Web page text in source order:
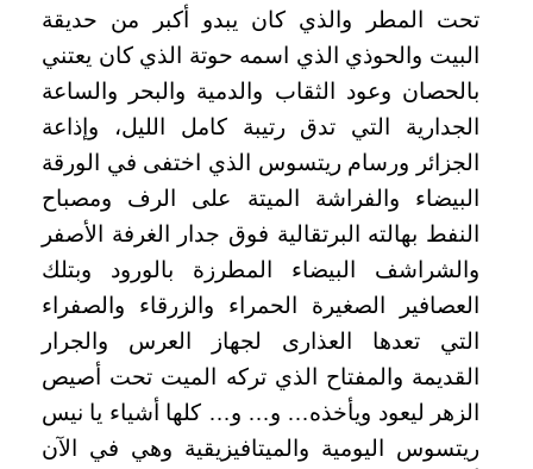
تحت المطر والذي كان يبدو أكبر من حديقة
البيت والحوذي الذي اسمه حوتة الذي كان يعتني
بالحصان وعود الثقاب والدمية والبحر والساعة
الجدارية التي تدق رتيبة كامل الليل، وإذاعة
الجزائر ورسام ريتسوس الذي اختفى في الورقة
البيضاء والفراشة الميتة على الرف ومصباح
النفط بهالته البرتقالية فوق جدار الغرفة الأصفر
والشراشف البيضاء المطرزة بالورود وبتلك
العصافير الصغيرة الحمراء والزرقاء والصفراء
التي تعدها العذارى لجهاز العرس والجرار
القديمة والمفتاح الذي تركه الميت تحت أصيص
الزهر ليعود ويأخذه… و… و… كلها أشياء يا نيس
ريتسوس اليومية والميتافيزيقية وهي في الآن